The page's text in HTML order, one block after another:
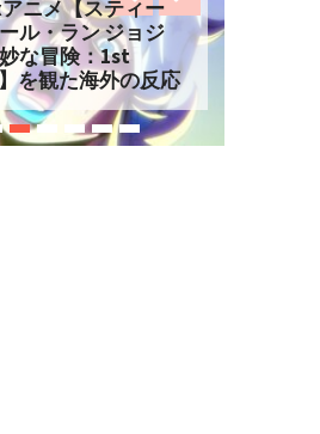
ニメ【スティー
ル・ラン ジョジ
な冒険：1st
を観た海外の反応